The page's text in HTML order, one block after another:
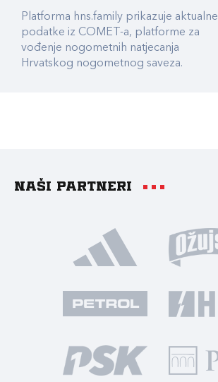
Platforma hns.family prikazuje aktualne
podatke iz COMET-a, platforme za
vođenje nogometnih natjecanja
Hrvatskog nogometnog saveza.
Naši partneri